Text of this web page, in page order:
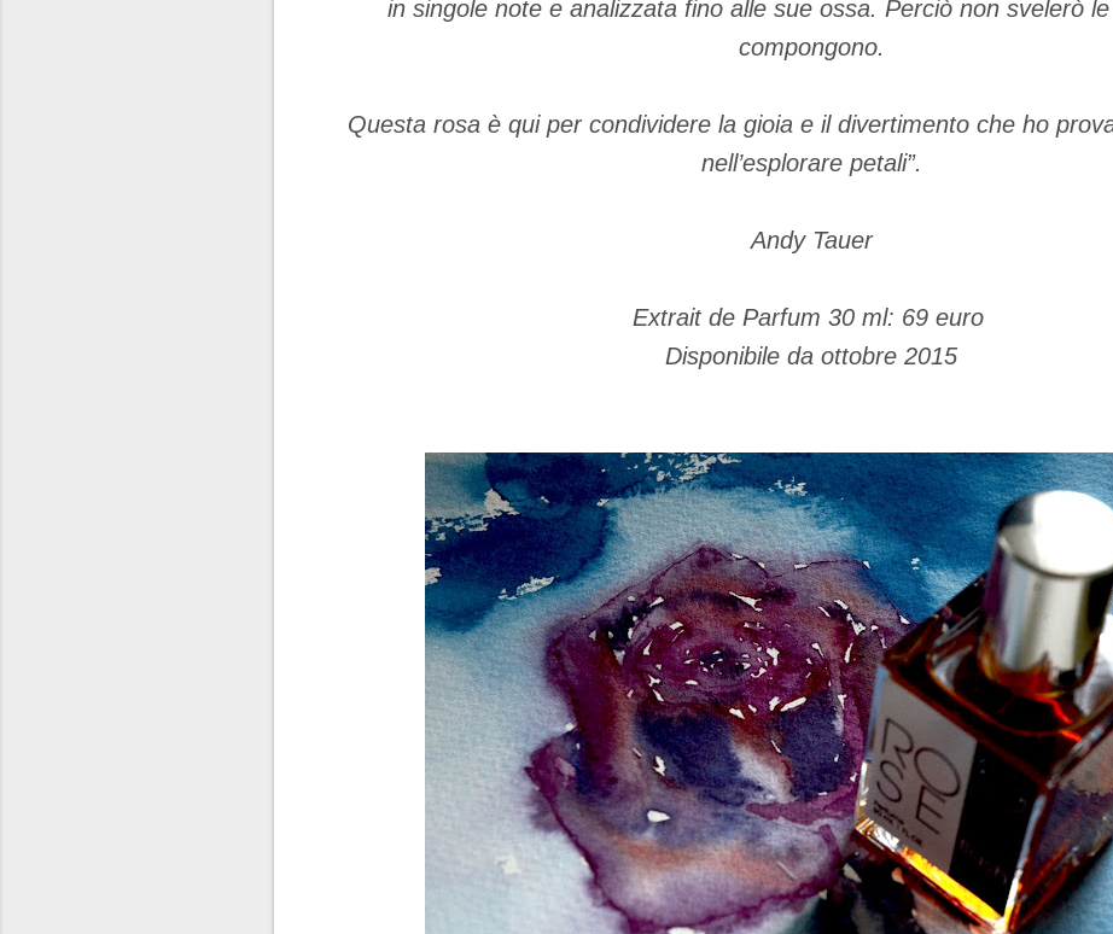
in singole note e analizzata fino alle sue ossa. Perciò non svelerò
compongono.
Questa rosa è qui per condividere la gioia e il divertimento che ho
nell’esplorare petali”.
Andy Tauer
Extrait de Parfum 30 ml: 69 euro
Disponibile da ottobre 2015